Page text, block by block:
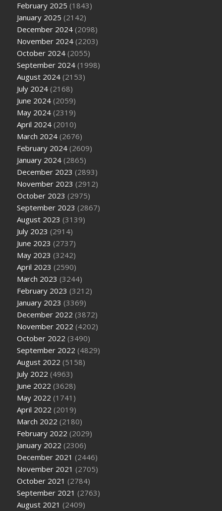
February 2025 (1843)
January 2025 (2142)
December 2024 (2098)
November 2024 (2203)
October 2024 (2055)
September 2024 (1998)
August 2024 (2153)
July 2024 (2168)
June 2024 (2059)
May 2024 (2319)
April 2024 (2010)
March 2024 (2676)
February 2024 (2609)
January 2024 (2865)
December 2023 (2893)
November 2023 (2912)
October 2023 (2975)
September 2023 (2867)
August 2023 (3139)
July 2023 (2914)
June 2023 (2737)
May 2023 (3242)
April 2023 (2590)
March 2023 (3244)
February 2023 (3212)
January 2023 (3369)
December 2022 (3872)
November 2022 (4202)
October 2022 (3490)
September 2022 (4829)
August 2022 (5158)
July 2022 (4963)
June 2022 (3628)
May 2022 (1741)
April 2022 (2019)
March 2022 (2180)
February 2022 (2029)
January 2022 (2306)
December 2021 (2446)
November 2021 (2705)
October 2021 (2784)
September 2021 (2763)
August 2021 (2409)